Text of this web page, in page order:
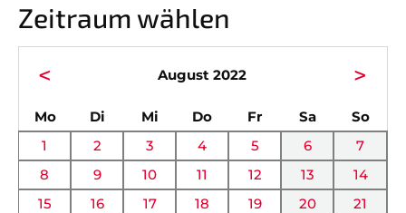
Zeitraum wählen
< August 2022 >
Montag Dienstag
Mittwoch
Donnerstag
Freitag SamstagSo
1
2 3 4 5 6
7
8
9 10 11 12 13
14
15
16 17 18 19 20
21
Mitgliedschaft
Ehrenmitglieder
Gesundheitssport
Verwaltung Intern
Alle Termine
Anfahrt
Chronik
Fanshop